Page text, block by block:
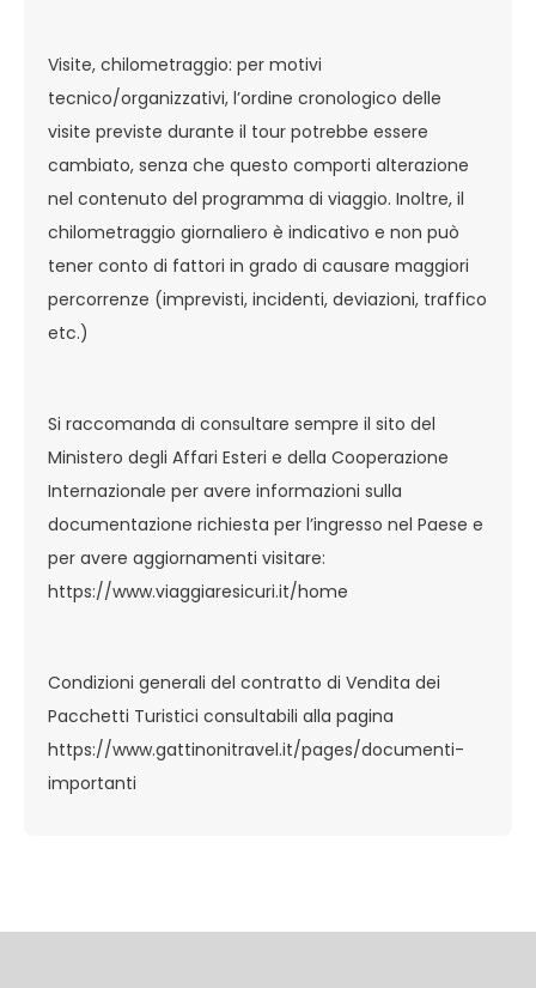
Visite, chilometraggio: per motivi
tecnico/organizzativi, l’ordine cronologico delle
visite previste durante il tour potrebbe essere
cambiato, senza che questo comporti alterazione
nel contenuto del programma di viaggio. Inoltre, il
chilometraggio giornaliero è indicativo e non può
tener conto di fattori in grado di causare maggiori
percorrenze (imprevisti, incidenti, deviazioni, traffico
etc.)
Si raccomanda di consultare sempre il sito del
Ministero degli Affari Esteri e della Cooperazione
Internazionale per avere informazioni sulla
documentazione richiesta per l’ingresso nel Paese e
per avere aggiornamenti visitare:
https://www.viaggiaresicuri.it/home
Condizioni generali del contratto di Vendita dei
Pacchetti Turistici consultabili alla pagina
https://www.gattinonitravel.it/pages/documenti-
importanti